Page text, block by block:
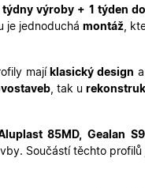
týdny výroby + 1 týden
je jednoduchá montáž,
mají klasický design
, tak u
85MD, Gealan
Součástí těchto
.oknadverenamiru.cz 1 měsíc
.oknadverenamiru.cz 1 měsíc